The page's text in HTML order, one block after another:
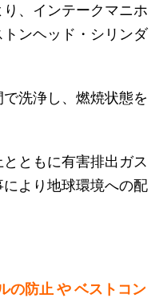
、インテークマニホ
ンヘッド・シリンダ
洗浄し、燃焼状態を
ともに有害排出ガス
より地球環境への配
の防止 や ベストコン